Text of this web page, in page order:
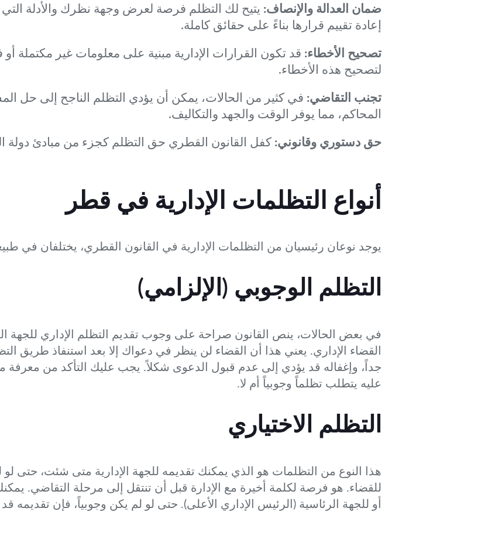
ضمان العدالة والإنصاف: يتيح لك التظلم فرصة لعرض وجهة نظرك والأدلة التي
إعادة تقييم قرارها بناءً على حقائق كاملة.
تصحيح الأخطاء: قد تكون القرارات الإدارية مبنية على معلومات غير مكتملة
لتصحيح هذه الأخطاء.
تجنب التقاضي: في كثير من الحالات، يمكن أن يؤدي التظلم الناجح إلى حل
المحاكم، مما يوفر الوقت والجهد والتكاليف.
حق دستوري وقانوني: كفل القانون القطري حق التظلم كجزء من مبادئ دولة
أنواع التظلمات الإدارية في قطر
يوجد نوعان رئيسيان من التظلمات الإدارية في القانون القطري، يختلفان في
التظلم الوجوبي (الإلزامي)
في بعض الحالات، ينص القانون صراحة على وجوب تقديم التظلم الإداري
القضاء الإداري. يعني هذا أن القضاء لن ينظر في دعواك إلا بعد استنفاذ طريق
جداً، وإغفاله قد يؤدي إلى عدم قبول الدعوى شكلاً. يجب عليك التأكد من معرفة
عليه يتطلب تظلماً وجوبياً أم لا.
التظلم الاختياري
هذا النوع من التظلمات هو الذي يمكنك تقديمه للجهة الإدارية متى شئت، حتى
للقضاء. هو فرصة لكلمة أخيرة مع الإدارة قبل أن تنتقل إلى مرحلة التقاضي.
أو للجهة الرئاسية (الرئيس الإداري الأعلى). حتى لو لم يكن وجوبياً، فإن